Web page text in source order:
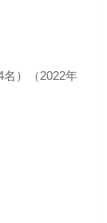
名）（2022年